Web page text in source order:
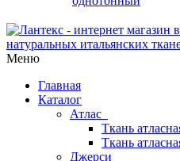
Меню
Главная
Каталог
Атлас
Ткань
Ткань
Джерси